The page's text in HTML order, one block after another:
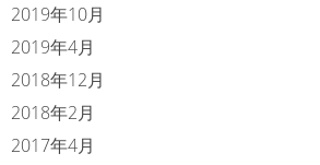
2019年10月
2019年4月
2018年12月
2018年2月
2017年4月